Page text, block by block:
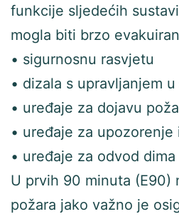
funkcije sljedećih
mogla biti brzo
• sigurnosnu rasvjetu
• dizala s upravljanjem
• uređaje za dojavu
• uređaje za upozorenje
• uređaje za odvod dima
U prvih 90 minuta (E90)
požara jako važno je